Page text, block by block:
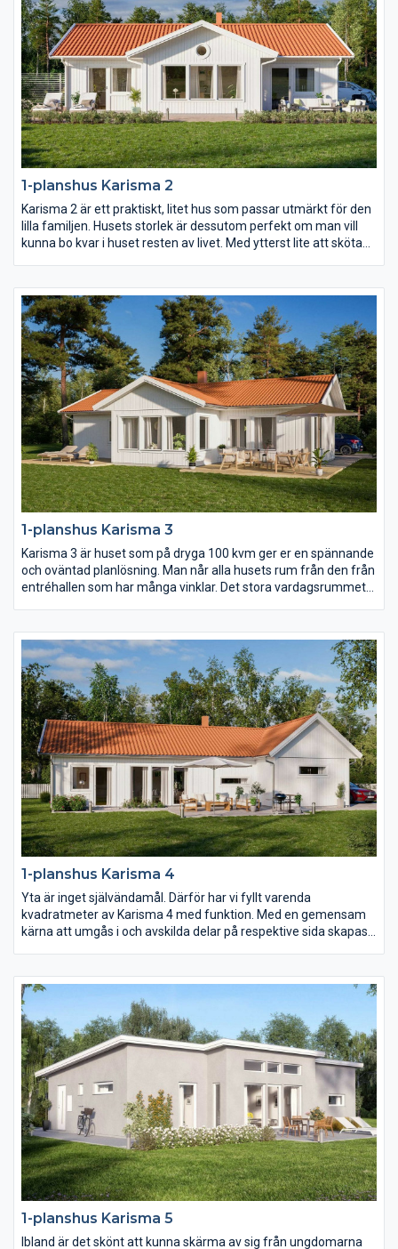
1-planshus Karisma 2
Karisma 2 är ett praktiskt, litet hus som passar utmärkt för den
lilla familjen. Husets storlek är dessutom perfekt om man vill
kunna bo kvar i huset resten av livet. Med ytterst lite att sköta
varje rum är generöst tilltagna och det finns stora möjligheter
att anpassa inredningen efter just era behov.
1-planshus Karisma 3
Karisma 3 är huset som på dryga 100 kvm ger er en spännande
och oväntad planlösning. Man når alla husets rum från den från
entréhallen som har många vinklar. Det stora vardagsrummet
samtidigt inte kompromissa för mycket med sovrum och
badrum.
1-planshus Karisma 4
Yta är inget självändamål. Därför har vi fyllt varenda
kvadratmeter av Karisma 4 med funktion. Med en gemensam
kärna att umgås i och avskilda delar på respektive sida skapas
och mer kostnadseffektiv.
1-planshus Karisma 5
Ibland är det skönt att kunna skärma av sig från ungdomarna